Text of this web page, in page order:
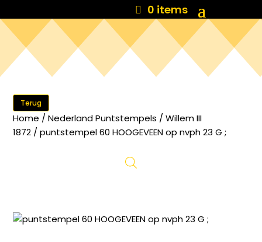
0 items
Terug
Home /Nederland Puntstempels /Willem III
1872 / puntstempel 60 HOOGEVEEN op nvph 23 G ;